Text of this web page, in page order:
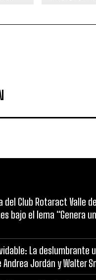
del Club Rotaract Valle
bajo el lema “Genera
La deslumbrante
Jordán y Walter